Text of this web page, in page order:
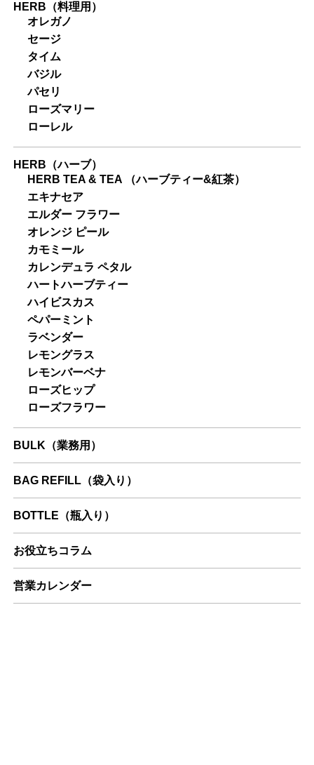
HERB（料理用）
オレガノ
セージ
タイム
バジル
パセリ
ローズマリー
ローレル
HERB（ハーブ）
HERB TEA & TEA （ハーブティー&紅茶）
エキナセア
エルダー フラワー
オレンジ ピール
カモミール
カレンデュラ ペタル
ハートハーブティー
ハイビスカス
ペパーミント
ラベンダー
レモングラス
レモンバーベナ
ローズヒップ
ローズフラワー
BULK（業務用）
BAG REFILL（袋入り）
BOTTLE（瓶入り）
お役立ちコラム
営業カレンダー